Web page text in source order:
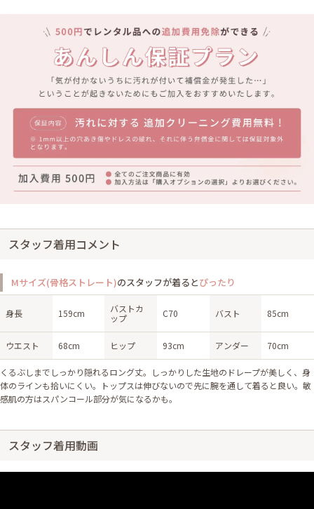
スタッフ着用コメント
Mサイズ(骨格ストレート)のスタッフが着るとぴったり
身長 159cm
バストカ
ップ
C70 バスト 85cm
ウエスト 68cm ヒップ 93cm アンダー 70cm
くるぶしまでしっかり隠れるロング丈。しっかりした生地のドレープが美しく、身
体のラインも拾いにくい。トップスは伸びないので先に腕を通して着ると良い。敏
感肌の方はスパンコール部分が気になるかも。
スタッフ着用動画